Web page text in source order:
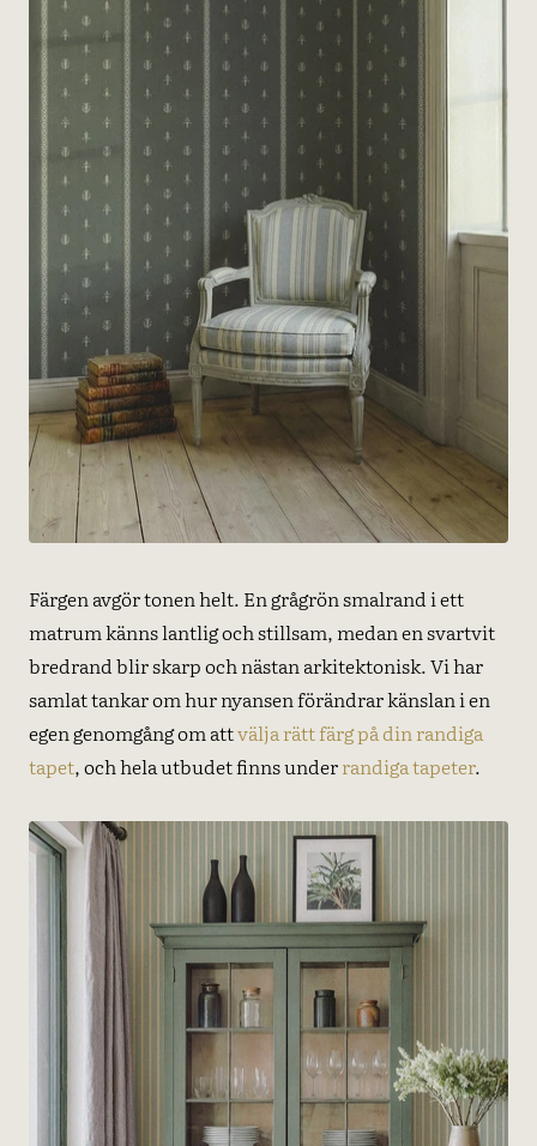
Färgen avgör tonen helt. En grågrön smalrand i ett
matrum känns lantlig och stillsam, medan en svartvit
bredrand blir skarp och nästan arkitektonisk. Vi har
samlat tankar om hur nyansen förändrar känslan i en
egen genomgång om attvälja rätt färg på din randiga
tapet, och hela utbudet finns underrandiga tapeter.